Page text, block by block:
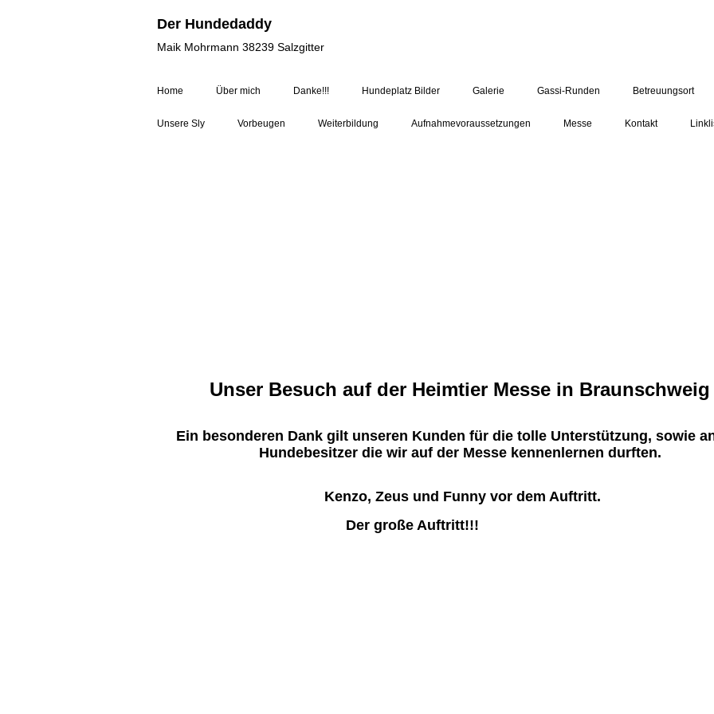
Der Hundedaddy
Maik Mohrmann 38239 Salzgitter
Home Über mich Danke!!! Hundeplatz Bilder Galerie Gassi-Runden Betreuungsort
Unsere Sly Vorbeugen Weiterbildung Aufnahmevoraussetzungen Messe Kontakt
Unser Besuch auf der Heimtier Messe in Braunschweig
Ein besonderen Dank gilt unseren Kunden für die tolle Unterstützung, sowie
Hundebesitzer die wir auf der Messe kennenlernen durften.
Kenzo, Zeus und Funny vor dem Auftritt.
Der große Auftritt!!!